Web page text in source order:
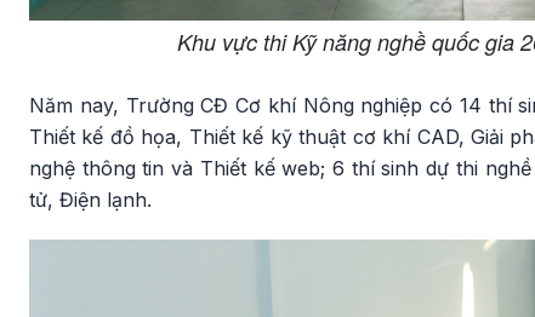
Khu vực thi Kỹ năng nghề quốc gia
Năm nay, Trường CĐ Cơ khí Nông nghiệp có 14 thí
Thiết kế đồ họa, Thiết kế kỹ thuật cơ khí CAD, Giải
nghệ thông tin và Thiết kế web; 6 thí sinh dự thi
tử, Điện lạnh.